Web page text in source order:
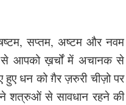
सप्तम, अष्टम और नवम
से आपको ख़र्चों में अचानक से
हुए धन को ग़ैर ज़रुरी चीज़ो पर
शत्रुओं से सावधान रहने की